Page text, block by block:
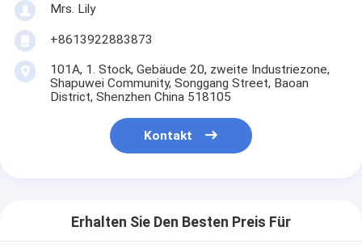
Mrs. Lily
+8613922883873
101A, 1. Stock, Gebäude 20, zweite Industriezone,
Shapuwei Community, Songgang Street, Baoan
District, Shenzhen China 518105
Kontakt
Erhalten Sie Den Besten Preis Für